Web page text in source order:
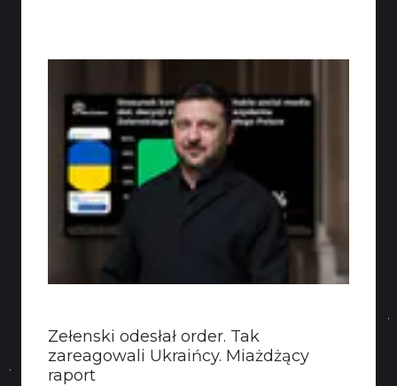
Zełenski odesłał order. Tak
zareagowali Ukraińcy. Miażdżący
raport